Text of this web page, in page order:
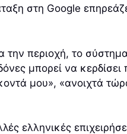
στη Google
περιοχή, το σύστημα
μπορεί να κερδίσει
μου», «ανοιχτά
ελληνικές